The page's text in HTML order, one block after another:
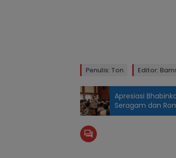
Penulis: Ton Editor:
Apresiasi
Seragam dan